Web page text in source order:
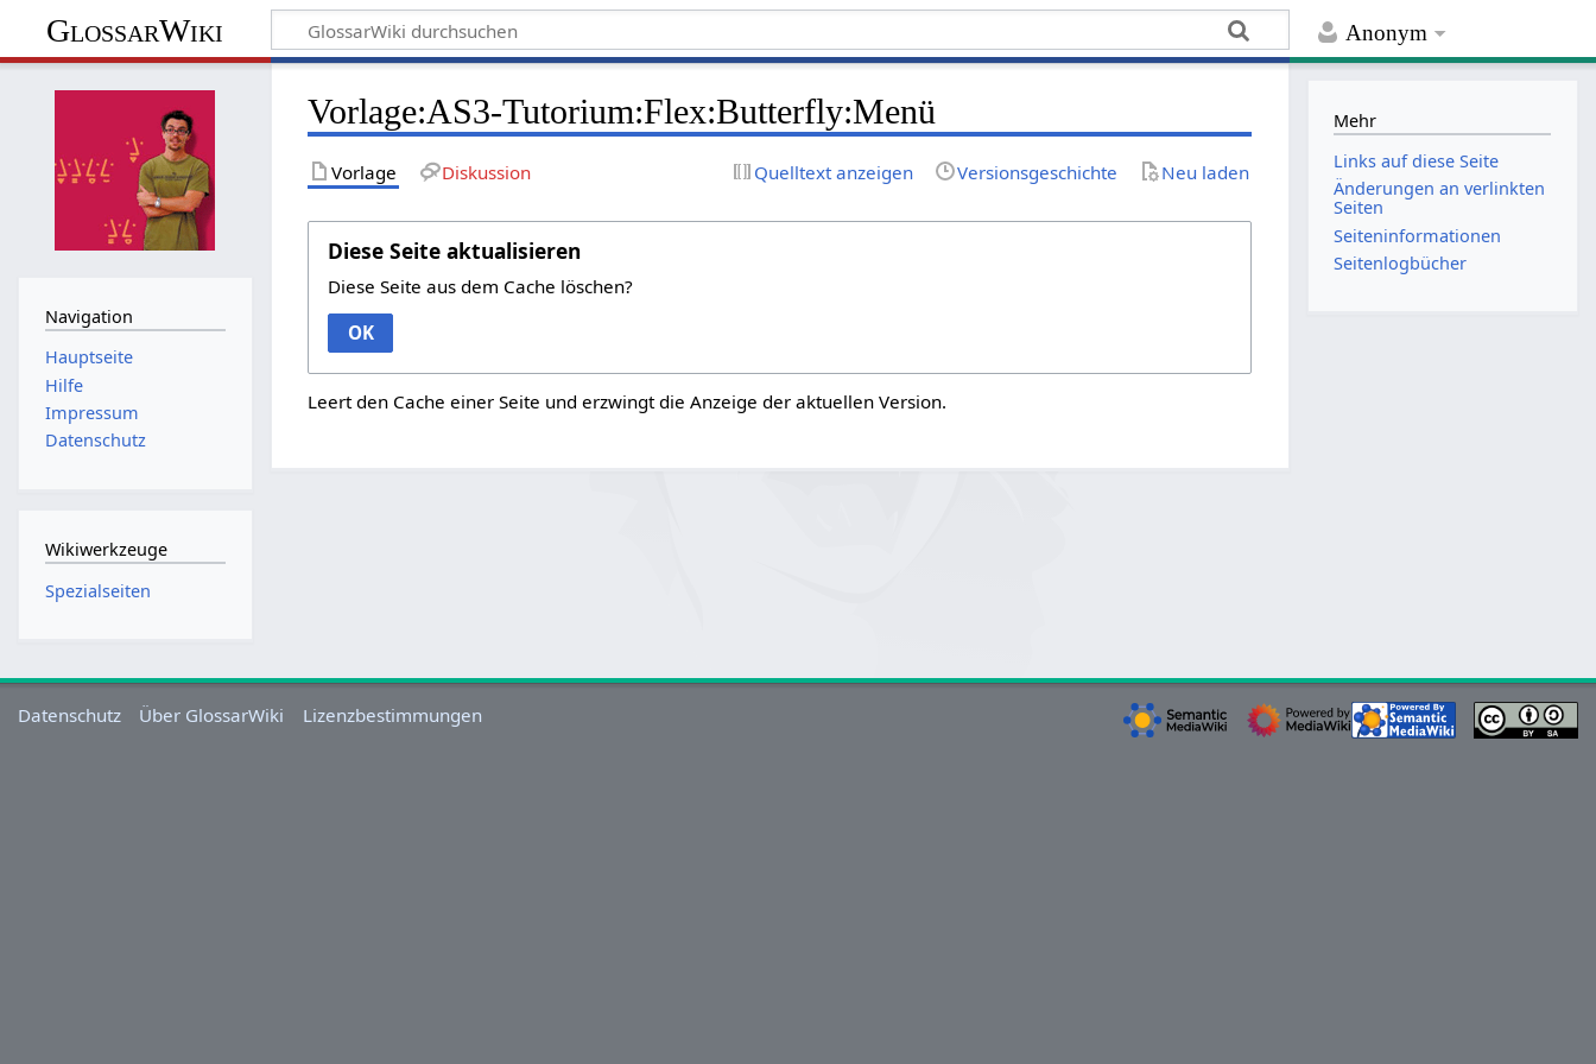
Anonym
GlossarWiki
Vorlage:AS3-Tutorium:Flex:Butterfly:Menü
Vorlage Diskussion Quelltext anzeigen Versionsgeschichte Neu laden
Diese Seite aktualisieren
Diese Seite aus dem Cache löschen?
OK
Leert den Cache einer Seite und erzwingt die Anzeige der aktuellen Version.
Navigation
Hauptseite
Hilfe
Impressum
Datenschutz
Wikiwerkzeuge
Spezialseiten
Mehr
Links auf diese Seite
Änderungen an verlinkten
Seiten
Seiten­­informationen
Seitenlogbücher
Datenschutz Über GlossarWiki Lizenzbestimmungen